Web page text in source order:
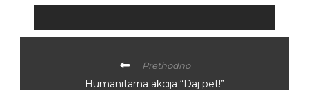
Prethodno
Humanitarna akcija “Daj pet!”